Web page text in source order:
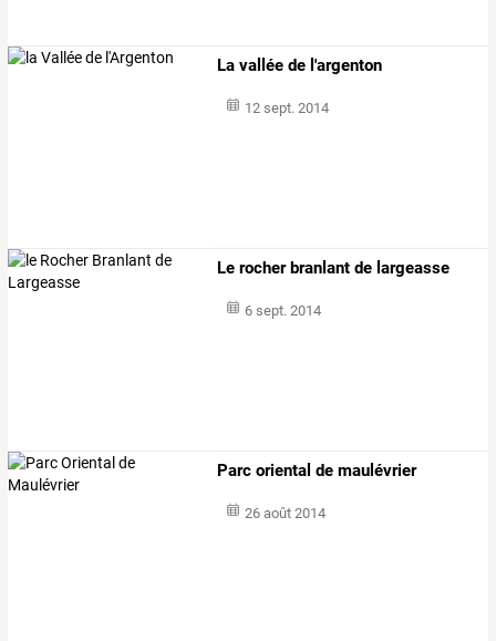
La vallée de l'argenton
12 sept. 2014
Le rocher branlant de largeasse
6 sept. 2014
Parc oriental de maulévrier
26 août 2014